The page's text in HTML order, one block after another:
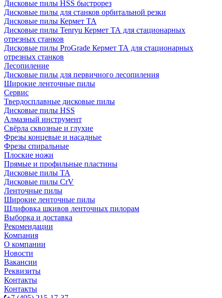
Дисковые пилы HSS быстрорез
Дисковые пилы для станков орбитальной резки
Дисковые пилы Кермет ТА
Дисковые пилы Tenryu Кермет ТА для стационарных
отрезных станков
Дисковые пилы ProGrade Кермет ТА для стационарных
отрезных станков
Лесопиление
Дисковые пилы для первичного лесопиления
Широкие ленточные пилы
Сервис
Твердосплавные дисковые пилы
Дисковые пилы HSS
Алмазный инструмент
Свёрла сквозные и глухие
Фрезы концевые и насадные
Фрезы спиральные
Плоские ножи
Прямые и профильные пластины
Дисковые пилы TA
Дисковые пилы CrV
Ленточные пилы
Широкие ленточные пилы
Шлифовка шкивов ленточных пилорам
Выборка и доставка
Рекомендации
Компания
О компании
Новости
Вакансии
Реквизиты
Контакты
Контакты